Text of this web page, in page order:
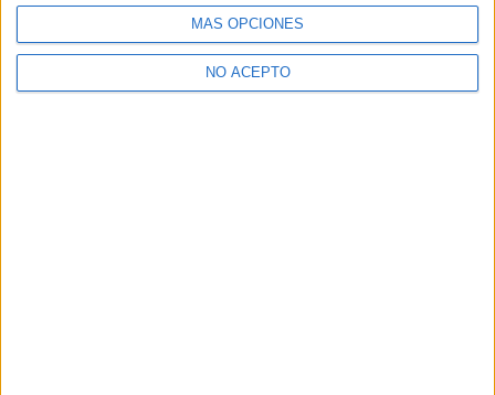
MÁS OPCIONES
NO ACEPTO